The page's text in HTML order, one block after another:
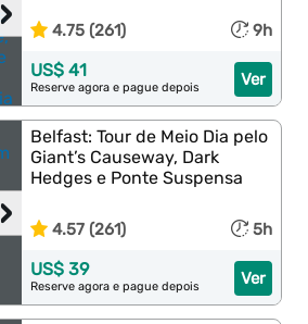
› 4.75 (261) 9h
Ver
US$ 41
Reserve agora e pague depois
›
Belfast: Tour de Meio Dia pelo
Giant’s Causeway, Dark
Hedges e Ponte Suspensa
4.57 (261) 5h
Ver
US$ 39
Reserve agora e pague depois